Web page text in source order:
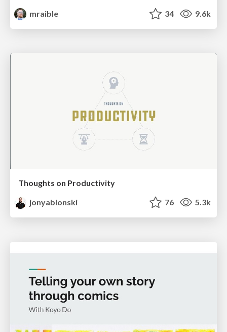
mraible
34 9.6k
Thoughts on Productivity
jonyablonski
76 5.3k